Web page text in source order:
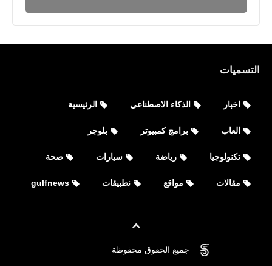
رياضة
التسميات
اخبار الذكاء الاصطناعي الرئيسية
العاب برامج كمبيوتر بلوجر
تكنولوجيا رياضة سيارات صحة
مقالات مواقع نطبيقات gulfnews
جميع الحقوق محفوظة